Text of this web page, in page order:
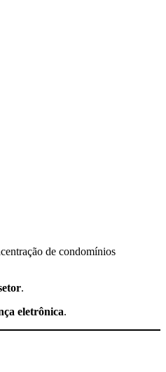
de condomínios
.
eletrônica.